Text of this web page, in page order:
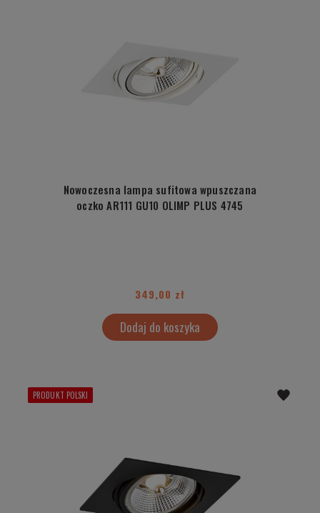
Nowoczesna lampa sufitowa wpuszczana
oczko AR111 GU10 OLIMP PLUS 4745
349,00 zł
Dodaj do koszyka
PRODUKT POLSKI